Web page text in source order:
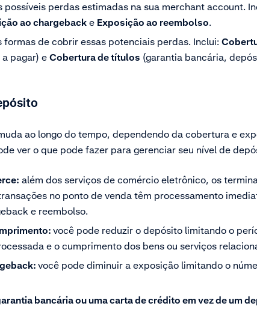
possíveis perdas estimadas na sua merchant account.
ao chargebacke Exposição ao reembolso.
formas de cobrir essas potenciais perdas. Inclui:
pagar) e Cobertura de títulos (garantia bancária,
ao longo do tempo, dependendo da cobertura e
ver o que pode fazer para gerenciar seu nível de
além dos serviços de comércio eletrônico, os
no ponto de venda têm processamento
e reembolso.
você pode reduzir o depósito limitando o
e o cumprimento dos bens ou serviços
você pode diminuir a exposição limitando o
bancária ou uma carta de crédito em vez de um